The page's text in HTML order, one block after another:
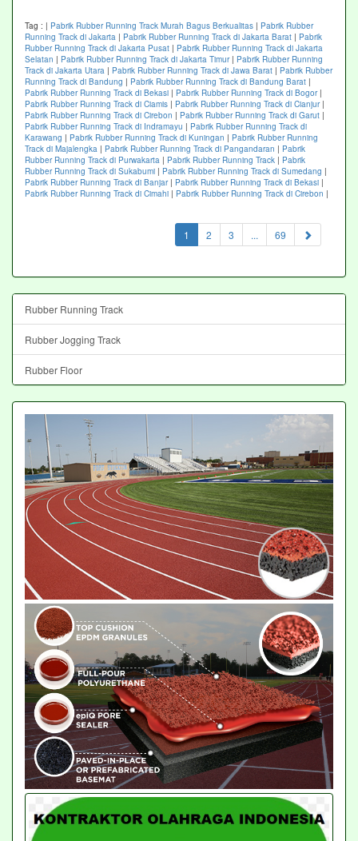
Tag : | Pabrik Rubber Running Track Murah Bagus Berkualitas | Pabrik Rubber
Running Track di Jakarta | Pabrik Rubber Running Track di Jakarta Barat | Pabrik
Rubber Running Track di Jakarta Pusat | Pabrik Rubber Running Track di Jakarta
Selatan | Pabrik Rubber Running Track di Jakarta Timur| Pabrik Rubber Running
Track di Jakarta Utara | Pabrik Rubber Running Track di Jawa Barat | Pabrik Rubber
Running Track di Bandung | Pabrik Rubber Running Track di Bandung Barat |
Pabrik Rubber Running Track di Bekasi | Pabrik Rubber Running Track di Bogor|
Pabrik Rubber Running Track di Ciamis | Pabrik Rubber Running Track di Cianjur|
Pabrik Rubber Running Track di Cirebon | Pabrik Rubber Running Track di Garut |
Pabrik Rubber Running Track di Indramayu | Pabrik Rubber Running Track di
Karawang | Pabrik Rubber Running Track di Kuningan | Pabrik Rubber Running
Track di Majalengka | Pabrik Rubber Running Track di Pangandaran | Pabrik
Rubber Running Track di Purwakarta | Pabrik Rubber Running Track | Pabrik
Rubber Running Track di Sukabumi | Pabrik Rubber Running Track di Sumedang |
Pabrik Rubber Running Track di Banjar| Pabrik Rubber Running Track di Bekasi |
Pabrik Rubber Running Track di Cimahi | Pabrik Rubber Running Track di Cirebon |
1 (current)
2 3 ... 69
Rubber Running Track
Rubber Jogging Track
Rubber Floor